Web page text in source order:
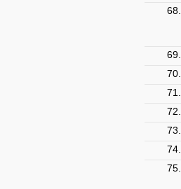
68.
69.
70.
71.
72.
73.
74.
75.